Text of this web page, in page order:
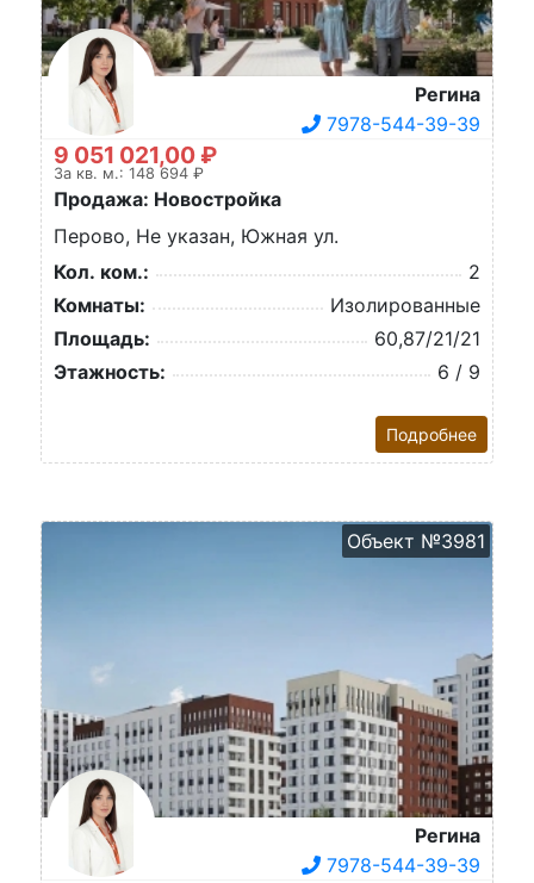
Регина
7978-544-39-39
9 051 021,00 ₽
За кв. м.: 148 694 ₽
Продажа: Новостройка
Перово, Не указан, Южная ул.
Кол. ком.:
2
Комнаты:
Изолированные
Площадь:
60,87/21/21
Этажность:
6 / 9
Подробнее
Объект №3981
Регина
7978-544-39-39